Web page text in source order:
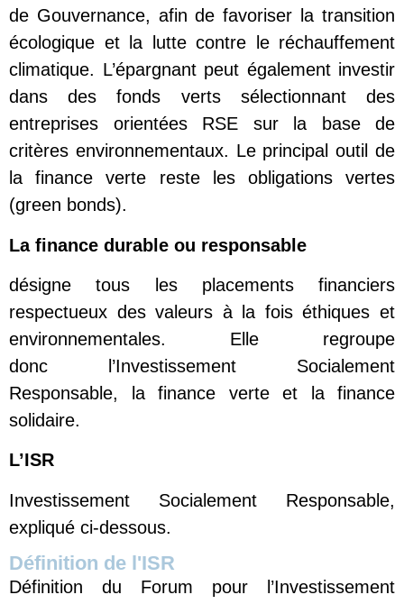
de Gouvernance, afin de favoriser la transition
écologique et la lutte contre le réchauffement
climatique. L’épargnant peut également investir
dans des fonds verts sélectionnant des
entreprises orientées RSE sur la base de
critères environnementaux. Le principal outil de
la finance verte reste les obligations vertes
(green bonds).
La finance durable ou responsable
désigne tous les placements financiers
respectueux des valeurs à la fois éthiques et
environnementales. Elle regroupe
donc l’Investissement Socialement
Responsable, la finance verte et la finance
solidaire.
L’ISR
Investissement Socialement Responsable,
expliqué ci-dessous.
Définition de l'ISR
Définition du Forum pour l’Investissement